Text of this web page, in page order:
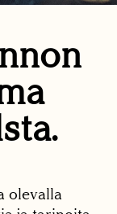
olevalla